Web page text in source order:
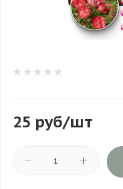
25 руб/шт